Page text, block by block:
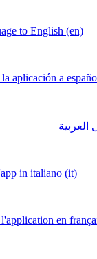
to English (en)
aplicación a
in italiano (it)
en